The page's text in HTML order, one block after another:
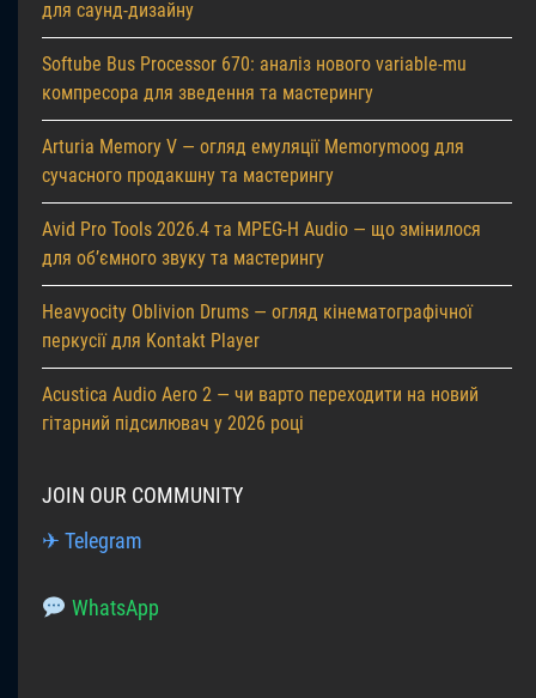
для саунд-дизайну
Softube Bus Processor 670: аналіз нового variable-mu
компресора для зведення та мастерингу
Arturia Memory V — огляд емуляції Memorymoog для
сучасного продакшну та мастерингу
Avid Pro Tools 2026.4 та MPEG-H Audio — що змінилося
для об’ємного звуку та мастерингу
Heavyocity Oblivion Drums — огляд кінематографічної
перкусії для Kontakt Player
Acustica Audio Aero 2 — чи варто переходити на новий
гітарний підсилювач у 2026 році
JOIN OUR COMMUNITY
✈ Telegram
WhatsApp